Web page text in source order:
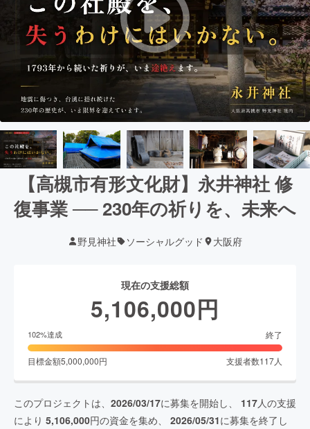
【高槻市有形文化財】永井神社 修
復事業 ── 230年の祈りを、未来へ
野見神社 ソーシャルグッド 大阪府
現在の支援総額
5,106,000円
102%達成 終了
目標金額5,000,000円 支援者数117人
このプロジェクトは、 2026/03/17に募集を開始し、 117人の支援
により 5,106,000円の資金を集め、 2026/05/31に募集を終了し